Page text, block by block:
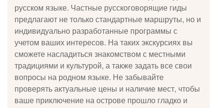
русском языке. Частные русскоговорящие гиды
предлагают не только стандартные маршруты, но и
индивидуально разработанные программы с
учетом ваших интересов. На таких экскурсиях вы
сможете насладиться знакомством с местными
традициями и культурой, а также задать все свои
вопросы на родном языке. Не забывайте
проверять актуальные цены и наличие мест, чтобы
ваше приключение на острове прошло гладко и